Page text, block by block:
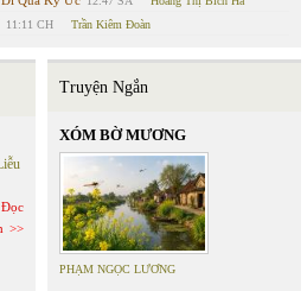
11:11 CH Trần Kiêm Đoàn
Đọc
Truyện Ngắn
XÓM BỜ MƯƠNG
PHẠM NGỌC LƯƠNG